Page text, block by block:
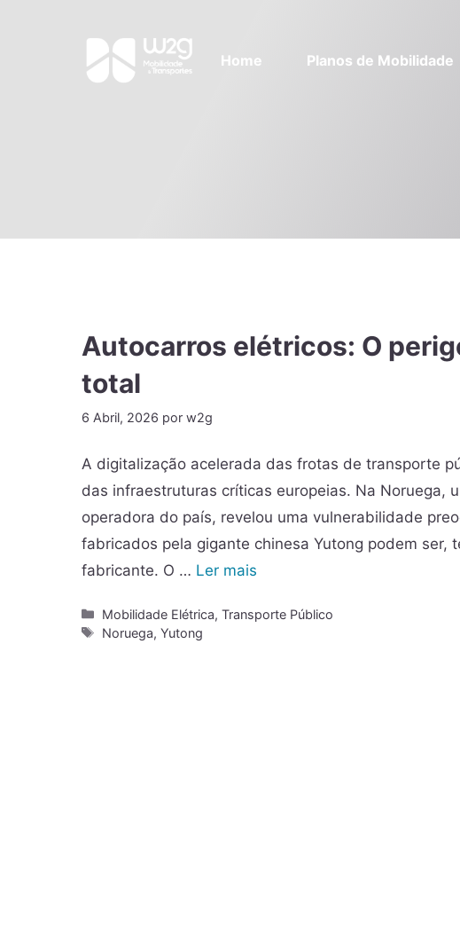
Home Planos de Mobilidade
Autocarros elétricos: O
total
6 Abril, 2026 por w2g
A digitalização acelerada das frotas de transporte
das infraestruturas críticas europeias. Na Noruega,
operadora do país, revelou uma vulnerabilidade
fabricados pela gigante chinesa Yutong podem
fabricante. O … Ler mais
Mobilidade Elétrica,Transporte Público
Noruega,Yutong